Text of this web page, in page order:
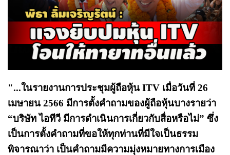
"...ในรายงานการประชุมผู้ถือหุ้น ITV เมื่อวันที่ 26
เมษายน 2566 มีการตั้งคำถามของผู้ถือหุ้นบางรายว่า
“บริษัท ไอทีวี มีการดำเนินการเกี่ยวกับสื่อหรือไม่” ซึ่ง
เป็นการตั้งคำถามที่ขอให้ทุกท่านที่มีใจเป็นธรรม
พิจารณาว่า เป็นคำถามมีความมุ่งหมายทางการเมือง